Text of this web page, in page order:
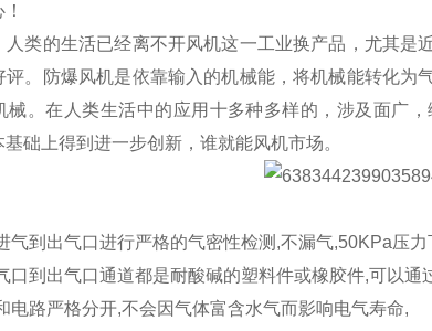
人类的生活已经离不开风机这一工业换产品，尤其
评。防爆风机是依靠输入的机械能，将机械能转化
械。在人类生活中的应用十多种多样的，涉及面广
础上得到进一步创新，谁就能风机市场。
气到出气口进行严格的气密性检测,不漏气,50KPa压力
口到出气口通道都是耐酸碱的塑料件或橡胶件,可以通
电路严格分开,不会因气体富含水气而影响电气寿命,